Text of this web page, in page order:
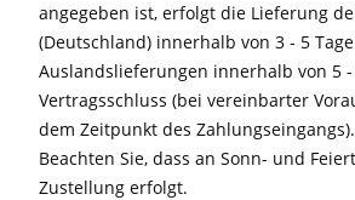
angegeben ist, erfolgt die Lieferung
(Deutschland) innerhalb von 3 - 5
Auslandslieferungen innerhalb von 5 -
Vertragsschluss (bei vereinbarter
dem Zeitpunkt des Zahlungseingangs).
Beachten Sie, dass an Sonn- und
Zustellung erfolgt.